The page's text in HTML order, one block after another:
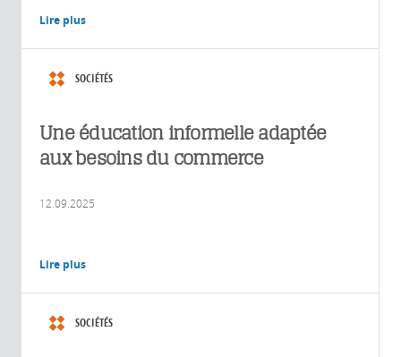
Lire plus
SOCIÉTÉS
Une éducation informelle adaptée
aux besoins du commerce
12.09.2025
Lire plus
SOCIÉTÉS